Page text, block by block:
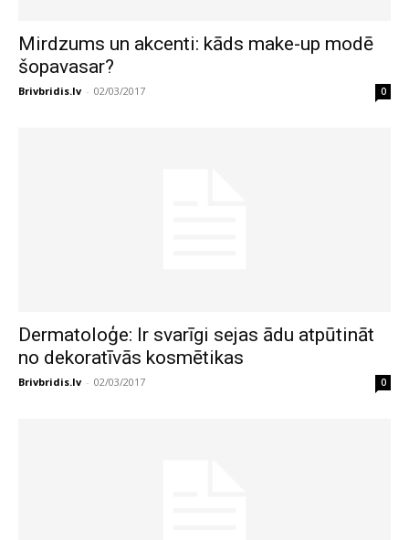
Mirdzums un akcenti: kāds make-up modē
šopavasar?
Brivbridis.lv - 02/03/2017 0
Dermatoloģe: Ir svarīgi sejas ādu atpūtināt
no dekoratīvās kosmētikas
Brivbridis.lv - 02/03/2017 0